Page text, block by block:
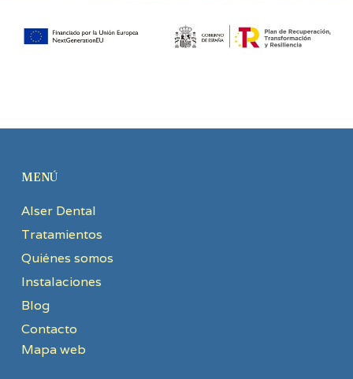
MENÚ
Alser Dental
Tratamientos
Quiénes somos
Instalaciones
Blog
Contacto
Mapa web